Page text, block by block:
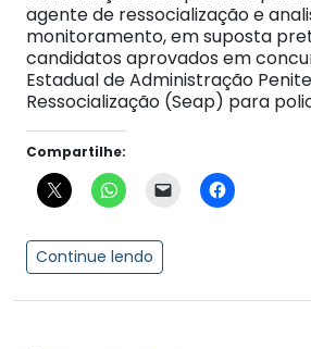
agente de ressocialização e
monitoramento, em suposta
candidatos aprovados em
Estadual de Administração
Ressocialização (Seap) para
Compartilhe:
Continue lendo